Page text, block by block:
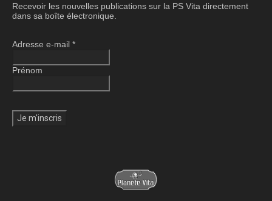
Recevoir les nouvelles publications sur la PS Vita directement
dans sa boîte électronique.
Adresse e-mail *
Prénom